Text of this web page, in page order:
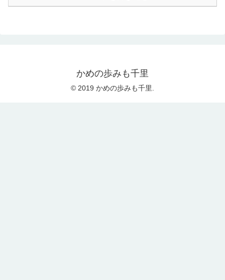
かめの歩みも千里
© 2019 かめの歩みも千里.